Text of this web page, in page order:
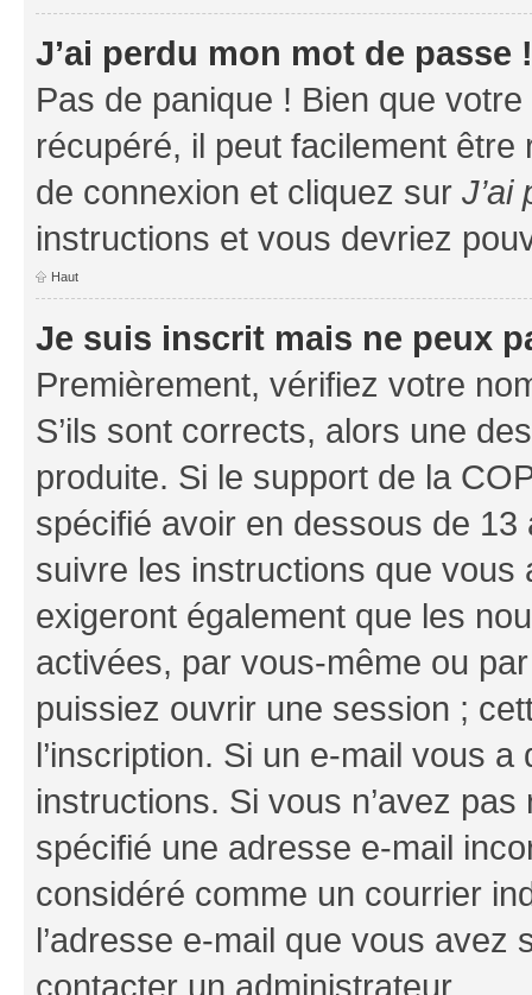
J’ai perdu mon mot de passe !
Pas de panique ! Bien que
récupéré, il peut facilement
de connexion et cliquez sur J’ai
instructions et vous devriez
Haut
Je suis inscrit mais ne peux
Premièrement, vérifiez votre
S’ils sont corrects, alors une
produite. Si le support de la
spécifié avoir en dessous de 13
suivre les instructions que
exigeront également que les
activées, par vous-même ou
puissiez ouvrir une session ;
l’inscription. Si un e-mail vous
instructions. Si vous n’avez
spécifié une adresse e-mail
considéré comme un courrier
l’adresse e-mail que vous
contacter un administrateur.